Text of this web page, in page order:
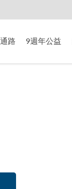
路 9週年公益